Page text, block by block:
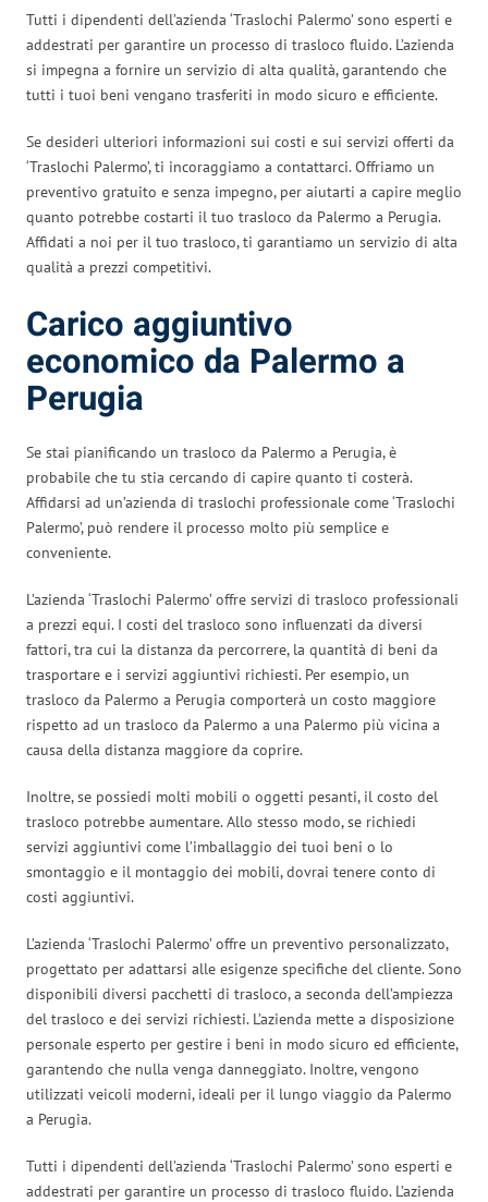
Tutti i dipendenti dell’azienda ‘Traslochi Palermo’ sono esperti e
addestrati per garantire un processo di trasloco fluido. L’azienda
si impegna a fornire un servizio di alta qualità, garantendo che
tutti i tuoi beni vengano trasferiti in modo sicuro e efficiente.
Se desideri ulteriori informazioni sui costi e sui servizi offerti da
‘Traslochi Palermo’, ti incoraggiamo a contattarci. Offriamo un
preventivo gratuito e senza impegno, per aiutarti a capire meglio
quanto potrebbe costarti il tuo trasloco da Palermo a Perugia.
Affidati a noi per il tuo trasloco, ti garantiamo un servizio di alta
qualità a prezzi competitivi.
Carico aggiuntivo
economico da Palermo a
Perugia
Se stai pianificando un trasloco da Palermo a Perugia, è
probabile che tu stia cercando di capire quanto ti costerà.
Affidarsi ad un’azienda di traslochi professionale come ‘Traslochi
Palermo’, può rendere il processo molto più semplice e
conveniente.
L’azienda ‘Traslochi Palermo’ offre servizi di trasloco professionali
a prezzi equi. I costi del trasloco sono influenzati da diversi
fattori, tra cui la distanza da percorrere, la quantità di beni da
trasportare e i servizi aggiuntivi richiesti. Per esempio, un
trasloco da Palermo a Perugia comporterà un costo maggiore
rispetto ad un trasloco da Palermo a una Palermo più vicina a
causa della distanza maggiore da coprire.
Inoltre, se possiedi molti mobili o oggetti pesanti, il costo del
trasloco potrebbe aumentare. Allo stesso modo, se richiedi
servizi aggiuntivi come l’imballaggio dei tuoi beni o lo
smontaggio e il montaggio dei mobili, dovrai tenere conto di
costi aggiuntivi.
L’azienda ‘Traslochi Palermo’ offre un preventivo personalizzato,
progettato per adattarsi alle esigenze specifiche del cliente. Sono
disponibili diversi pacchetti di trasloco, a seconda dell’ampiezza
del trasloco e dei servizi richiesti. L’azienda mette a disposizione
personale esperto per gestire i beni in modo sicuro ed efficiente,
garantendo che nulla venga danneggiato. Inoltre, vengono
utilizzati veicoli moderni, ideali per il lungo viaggio da Palermo
a Perugia.
Tutti i dipendenti dell’azienda ‘Traslochi Palermo’ sono esperti e
addestrati per garantire un processo di trasloco fluido. L’azienda